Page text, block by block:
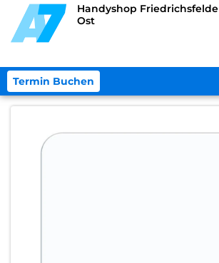
Handyshop Friedrichsfelde
Ost
Termin Buchen